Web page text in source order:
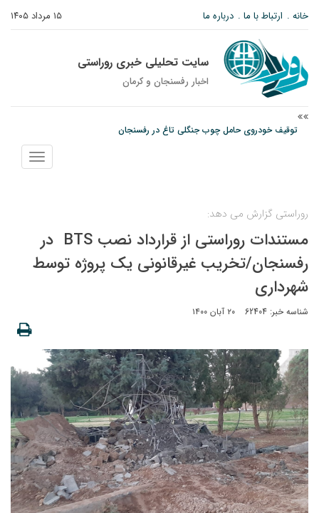
۱۵ مرداد ۱۴۰۵ خانه ارتباط با ما درباره ما
سایت تحلیلی خبری روراستی
اخبار رفسنجان و كرمان
دادستان رفسنجان: رفع مشکلات ایستگاه راه‌آهن احمدآباد با قید فوریت پیگیری
نمایش
منو
روراستی گزارش می دهد:
مستندات روراستی از قرارداد نصب BTS در
رفسنجان/تخریب غیرقانونی یک پروژه توسط
شهرداری
شناسه خبر: 62404 ۲۰ آبان ۱۴۰۰